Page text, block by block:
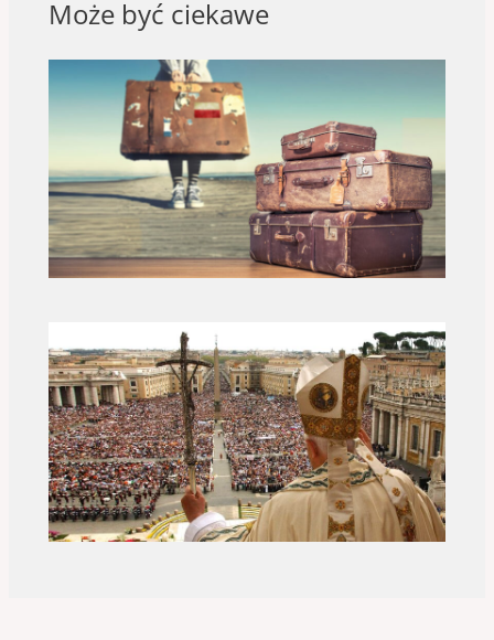
Może być ciekawe